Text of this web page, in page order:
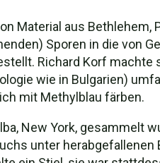
Material aus Bethlehem,
Sporen in die von
Richard Korf machte
wie in Bulgarien)
mit Methylblau färben.
New York, gesammelt
unter herabgefallenen